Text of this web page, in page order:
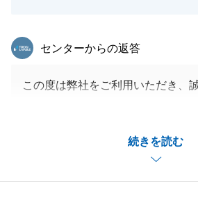
続きを読む
東急リバブル
センターからの返答
この度は弊社をご利用いただき、
また何かございましたら、是非お
ますので、お気軽にご連絡を下さ